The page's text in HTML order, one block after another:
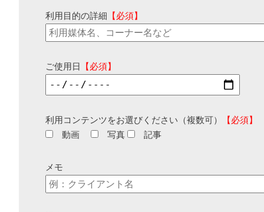
利用目的の詳細 【必須】
ご使用日 【必須】
利用コンテンツをお選びください（複数可）
【必須】
動画
写真 記事
メモ